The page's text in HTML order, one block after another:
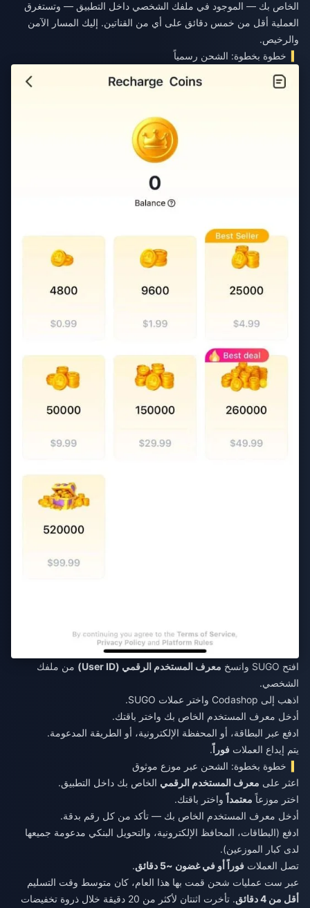
الخاص بك — الموجود في ملفك الشخصي داخل التطبيق — وتستغرق
العملية أقل من خمس دقائق على أي من القناتين. إليك المسار الآمن
والرخيص.
خطوة بخطوة: الشحن رسمياً
افتح SUGO وانسخ معرف المستخدم الرقمي (User ID)
من ملفك
الشخصي.
اذهب إلى Codashop واختر عملات SUGO.
أدخل معرف المستخدم الخاص بك واختر باقتك.
ادفع عبر البطاقة، أو المحفظة الإلكترونية، أو الطريقة المدعومة.
يتم إيداع العملات فوراً.
خطوة بخطوة: الشحن عبر موزع موثوق
اعثر على معرف المستخدم الرقمي الخاص بك داخل التطبيق.
اختر موزعاً معتمداًواختر باقتك.
أدخل معرف المستخدم الخاص بك — تأكد من كل رقم بدقة.
ادفع (البطاقات، المحافظ الإلكترونية، والتحويل البنكي مدعومة جميعها
لدى كبار الموزعين).
تصل العملات فوراً أو في غضون ~5 دقائق
.
عبر ست عمليات شحن قمت بها هذا العام، كان متوسط وقت التسليم
أقل من 4 دقائق
. تأخرت اثنتان لأكثر من 20 دقيقة خلال ذروة تخفيضات